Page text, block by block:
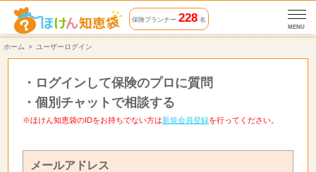
保険プランナー228 名
MENU
ホーム ユーザーログイン
・ ログインして保険のプロに質問
・個別チャットで相談する
※ほけん知恵袋のIDをお持ちでない方は新規会員登録を行ってください。
メールアドレス